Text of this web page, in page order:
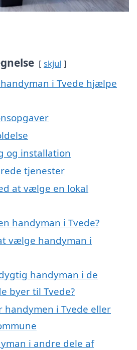
skjul
i Tvede hjælpe
og installation
tjenester
at vælge en lokal
handyman i Tvede?
vælge handyman i
handyman i de
byer til Tvede?
handymen i Tvede eller
i andre dele af